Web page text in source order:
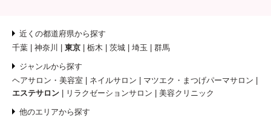
近くの都道府県から探す
千葉
神奈川 東京 栃木 茨城 埼玉 群馬
ジャンルから探す
ヘアサロン・美容室
ネイルサロン
マツエク・まつげパーマサロン
エステサロン
リラクゼーションサロン 美容クリニック
他のエリアから探す